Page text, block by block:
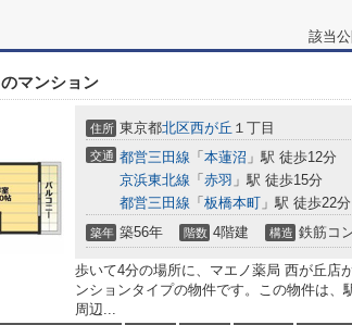
該当
マンション
住所 東京都北区西が丘 １丁目
交通 都営三田線 「 本蓮沼 」駅 徒歩12分
京浜東北線 「 赤羽 」駅 徒歩15分
都営三田線 「 板橋本町 」駅 徒歩22分
築年 築56年 階数 4階建 構造 鉄筋コ
歩いて4分の場所に、マエノ薬局 西が丘店
ンションタイプの物件です。この物件は、
周辺...